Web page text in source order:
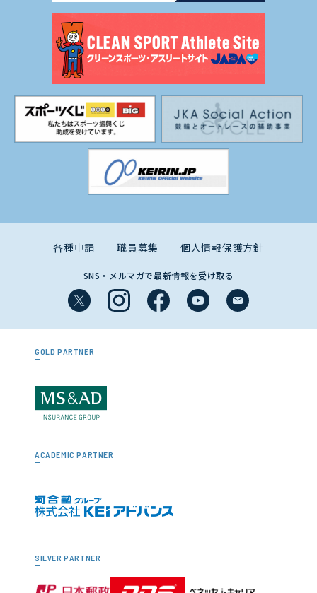
各種申請 職員募集 個人情報保護方針
SNS・メルマガで最新情報を受け取る
GOLD PARTNER
ACADEMIC PARTNER
SILVER PARTNER